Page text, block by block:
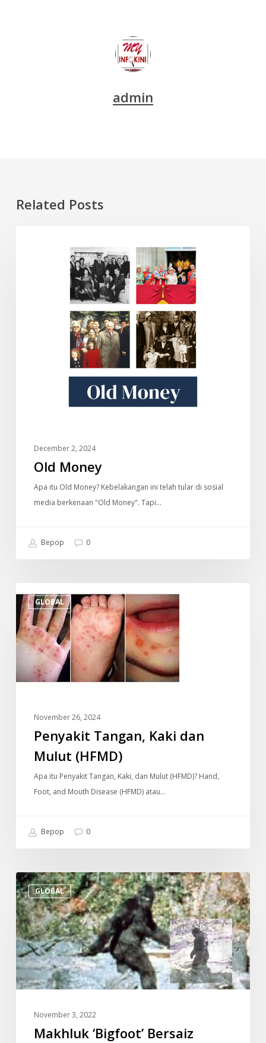
admin
Related Posts
DOKUMENTARI
December 2, 2024
Old Money
Apa itu Old Money? Kebelakangan ini telah tular di sosial
media berkenaan "Old Money". Tapi…
Bepop 0
GLOBAL
Tangan,
Kaki
dan
Mulut
(HFMD)
November 26, 2024
Penyakit Tangan, Kaki dan
Mulut (HFMD)
Apa itu Penyakit Tangan, Kaki, dan Mulut (HFMD)? Hand,
Foot, and Mouth Disease (HFMD) atau…
Bepop 0
GLOBAL
Makhluk
‘Bigfoot’
Bersaiz
Besar
Dan
Gagah
Didakwa
Ditemui
November 3, 2022
Makhluk ‘Bigfoot’ Bersaiz